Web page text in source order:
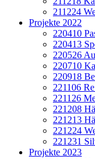
211224
Projekte 2022
220410
220413
220526
220710
220918
221106
221126
221208
221213
221224
221231
Projekte 2023